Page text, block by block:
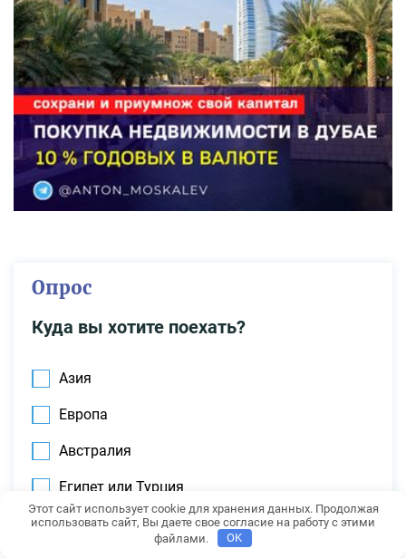
Опрос
Куда вы хотите поехать?
Азия
Европа
Австралия
Египет или Турция
США или Канада
Этот сайт использует cookie для хранения данных. Продолжая
использовать сайт, Вы даете свое согласие на работу с этими
файлами.
OK